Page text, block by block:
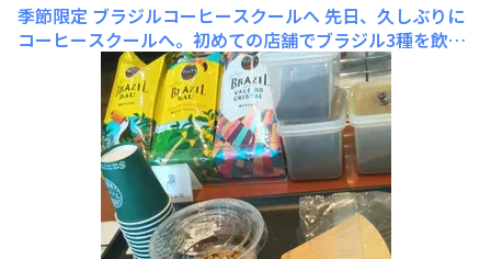
季節限定 ブラジルコーヒースクールへ 先日、久しぶりに
コーヒースクールへ。初めての店舗でブラジル3種を飲み
比べられて、愉しい時間を過ごさせていただきました。講
師のフェローの方の非常に丁寧で行き届いた説明、また淹
れて下さったブラジルの美味しいこと（合わせていただい
たミルクレープも）！新しく気付くことも多くて、さらに
深くコーヒーの世界を知り